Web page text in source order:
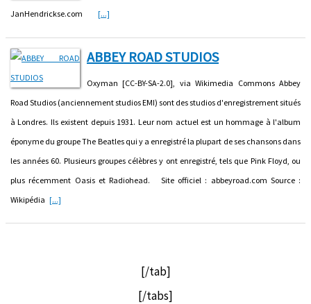
JanHendrickse.com [...]
ABBEY ROAD STUDIOS
Oxyman [CC-BY-SA-2.0], via Wikimedia Commons Abbey
Road Studios (anciennement studios EMI) sont des studios d'enregistrement situés
à Londres. Ils existent depuis 1931. Leur nom actuel est un hommage à l'album
éponyme du groupe The Beatles qui y a enregistré la plupart de ses chansons dans
les années 60. Plusieurs groupes célèbres y ont enregistré, tels que Pink Floyd, ou
plus récemment Oasis et Radiohead. Site officiel : abbeyroad.com Source :
Wikipédia [...]
[/tab]
[/tabs]